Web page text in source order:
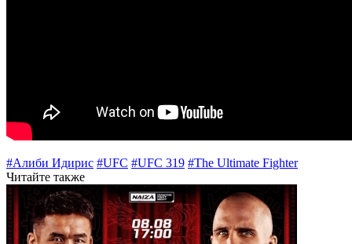
#Алиби Идирис #UFC #UFC 319 #The Ultimate Fighter
Читайте также